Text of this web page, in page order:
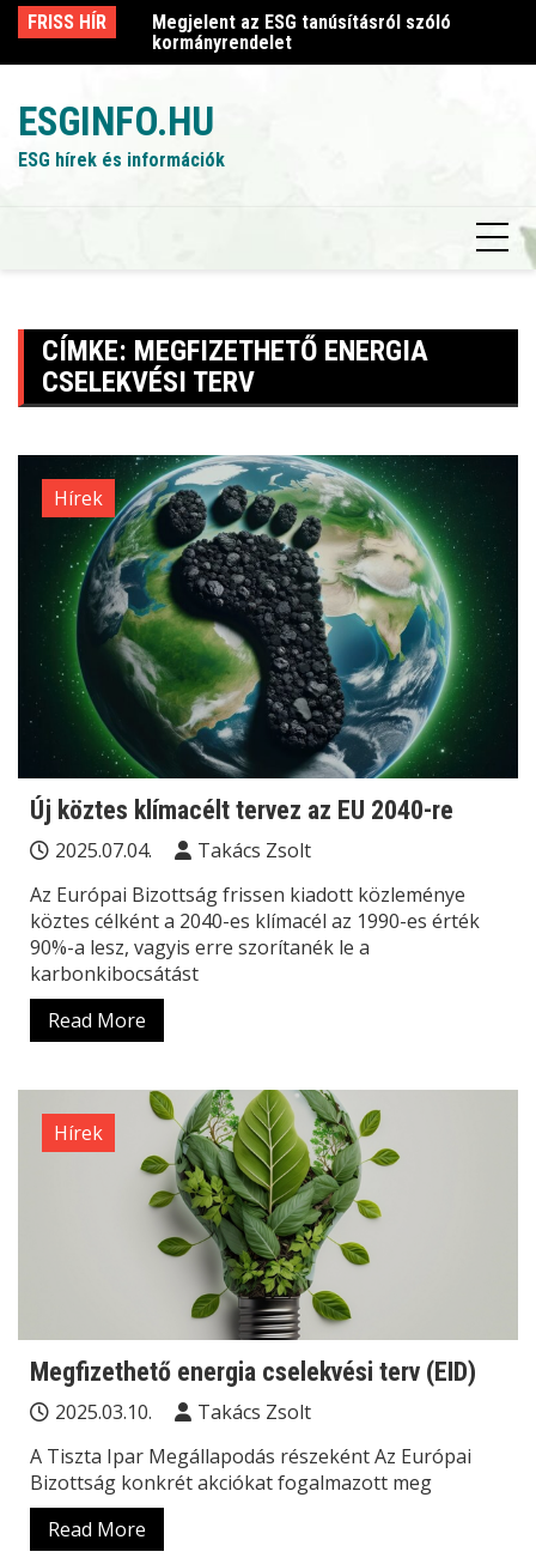
Skip
content
FRISS HÍR
szóló
Megjelent az ESG tanúsításról szóló
kormányrendelet
ESGINFO.HU
ESG hírek és információk
CÍMKE: MEGFIZETHETŐ ENERGIA
CSELEKVÉSI TERV
Hírek
Új köztes klímacélt tervez az EU 2040-re
2025.07.04.
Takács Zsolt
Az Európai Bizottság frissen kiadott közleménye
köztes célként a 2040-es klímacél az 1990-es érték
90%-a lesz, vagyis erre szorítanék le a
karbonkibocsátást
Read More
Hírek
Megfizethető energia cselekvési terv (EID)
2025.03.10.
Takács Zsolt
A Tiszta Ipar Megállapodás részeként Az Európai
Bizottság konkrét akciókat fogalmazott meg
Read More